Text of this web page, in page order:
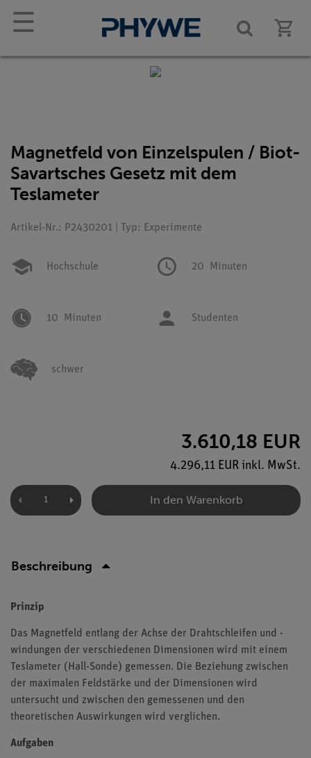
☰
Magnetfeld von Einzelspulen / Biot-
Savartsches Gesetz mit dem
Teslameter
Artikel-Nr.: P2430201 | Typ: Experimente
Hochschule 20 Minuten
10 Minuten Studenten
schwer
3.610,18 EUR
4.296,11 EUR inkl. MwSt.
In den Warenkorb
Beschreibung
Prinzip
Das Magnetfeld entlang der Achse der Drahtschleifen und -
windungen der verschiedenen Dimensionen wird mit einem
Teslameter (Hall-Sonde) gemessen. Die Beziehung zwischen
der maximalen Feldstärke und der Dimensionen wird
untersucht und zwischen den gemessenen und den
theoretischen Auswirkungen wird verglichen.
Aufgaben